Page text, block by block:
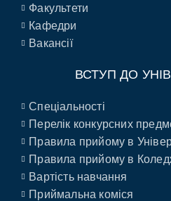
Факультети
Кафедри
Вакансії
ВСТУП ДО
Спеціальності
Перелік конкурсних
Правила прийому в
Правила прийому в
Вартість навчання
Приймальна коміся